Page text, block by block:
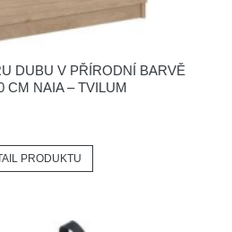
DUBU V PŘÍRODNÍ BARVĚ
CM NAIA – TVILUM
PRODUKTU